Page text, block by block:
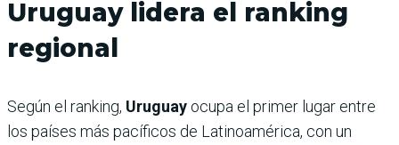
Uruguay lidera el ranking
regional
Según el ranking, Uruguay ocupa el primer lugar entre
los países más pacíficos de Latinoamérica, con un